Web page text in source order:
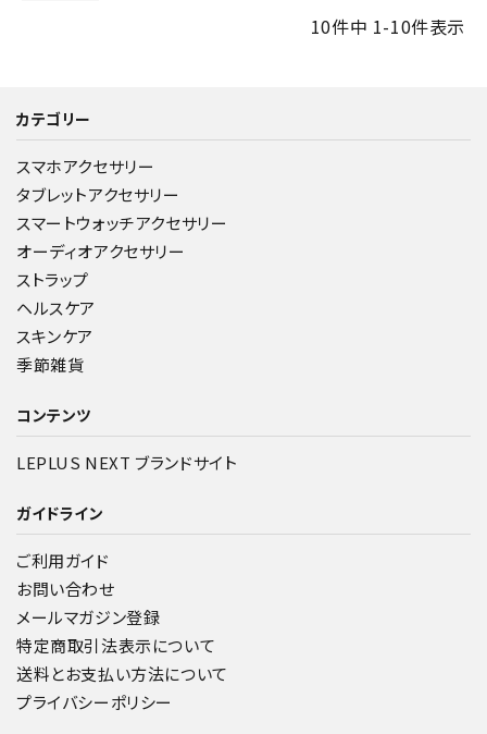
10件中 1-10件表示
カテゴリー
スマホアクセサリー
タブレットアクセサリー
スマートウォッチアクセサリー
オーディオアクセサリー
ストラップ
ヘルスケア
スキンケア
季節雑貨
コンテンツ
LEPLUS NEXT ブランドサイト
ガイドライン
ご利用ガイド
お問い合わせ
メールマガジン登録
特定商取引法表示について
送料とお支払い方法について
プライバシーポリシー